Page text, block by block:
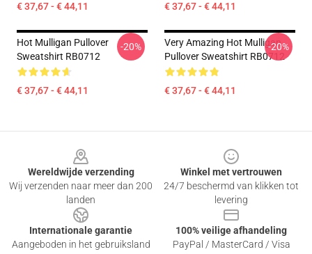
€ 37,67 - € 44,11 € 37,67 - € 44,11
Hot Mulligan Pullover
Sweatshirt RB0712
€ 37,67 - € 44,11
-20%
Very Amazing Hot Mulligan
Pullover Sweatshirt RB0712
€ 37,67 - € 44,11
-20%
Wereldwijde verzending
Wij verzenden naar meer dan 200
landen
Winkel met vertrouwen
24/7 beschermd van klikken tot
levering
Internationale garantie
Aangeboden in het gebruiksland
100% veilige afhandeling
PayPal / MasterCard / Visa